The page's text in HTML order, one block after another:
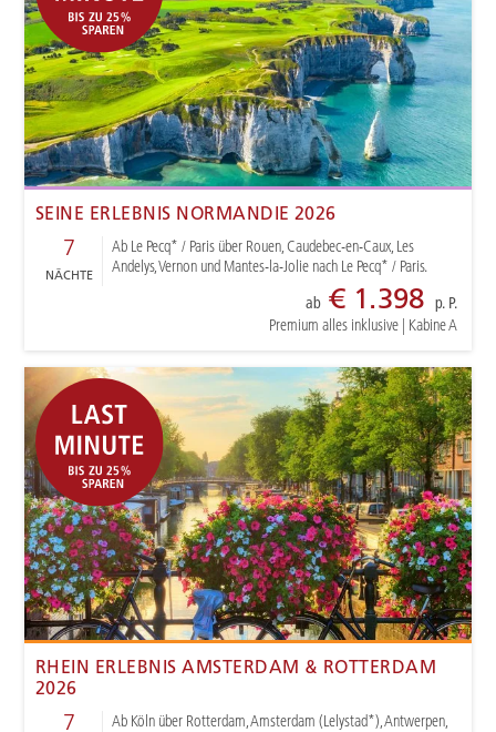
SEINE ERLEBNIS NORMANDIE 2026
7
NÄCHTE
Ab Le Pecq* / Paris über Rouen, Caudebec-en-Caux, Les
Andelys, Vernon und Mantes-la-Jolie nach Le Pecq* / Paris.
ab€ 1.398 p. P.
Premium alles inklusive | Kabine A
RHEIN ERLEBNIS AMSTERDAM & ROTTERDAM
2026
7
Ab Köln über Rotterdam, Amsterdam (Lelystad*), Antwerpen,